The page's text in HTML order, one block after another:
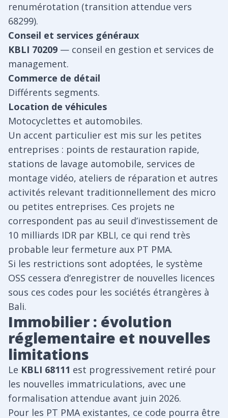
renumérotation (transition attendue vers
68299).
Conseil et services généraux
KBLI 70209 — conseil en gestion et services de
management.
Commerce de détail
Différents segments.
Location de véhicules
Motocyclettes et automobiles.
Un accent particulier est mis sur les petites
entreprises : points de restauration rapide,
stations de lavage automobile, services de
montage vidéo, ateliers de réparation et autres
activités relevant traditionnellement des micro
ou petites entreprises. Ces projets ne
correspondent pas au seuil d’investissement de
10 milliards IDR par KBLI, ce qui rend très
probable leur fermeture aux PT PMA.
Si les restrictions sont adoptées, le système
OSS cessera d’enregistrer de nouvelles licences
sous ces codes pour les sociétés étrangères à
Bali.
Immobilier : évolution
réglementaire et nouvelles
limitations
Le KBLI 68111 est progressivement retiré pour
les nouvelles immatriculations, avec une
formalisation attendue avant juin 2026.
Pour les PT PMA existantes, ce code pourra être